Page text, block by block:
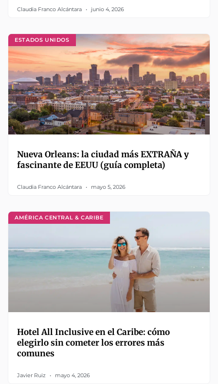
Claudia Franco Alcántara junio 4, 2026
ESTADOS UNIDOS
Nueva Orleans: la ciudad más EXTRAÑA y
fascinante de EEUU (guía completa)
Claudia Franco Alcántara mayo 5, 2026
AMÉRICA CENTRAL & CARIBE
Hotel All Inclusive en el Caribe: cómo
elegirlo sin cometer los errores más
comunes
Javier Ruiz mayo 4, 2026